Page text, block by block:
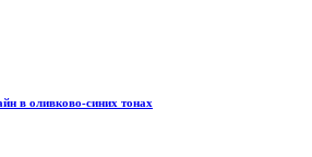
в оливково-синих тонах